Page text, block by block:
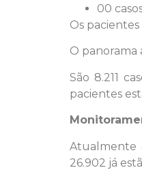
00
Os
O panorama
São 8.211
pacientes
Atualmente
26.902 já